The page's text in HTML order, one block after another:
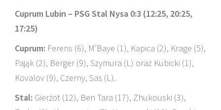
Cuprum Lubin – PSG Stal Nysa 0:3 (12:25, 20:25,
17:25)
Cuprum: Ferens (6), M’Baye (1), Kapica (2), Krage (5),
Pająk (2), Berger (9), Szymura (L) oraz Kubicki (1),
Kovalov (9), Czerny, Sas (L).
Stal: Gierżot (12), Ben Tara (17), Zhukouski (3),